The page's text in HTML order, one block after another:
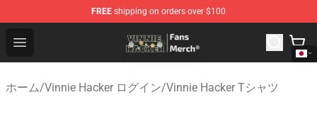
FREE shipping on orders over $100
Open menu
Vinnie Hacker Store - Official Vinnie Hacker Merchandise
ホーム/Vinnie Hacker ログイン/Vinnie Hacker Tシャツ